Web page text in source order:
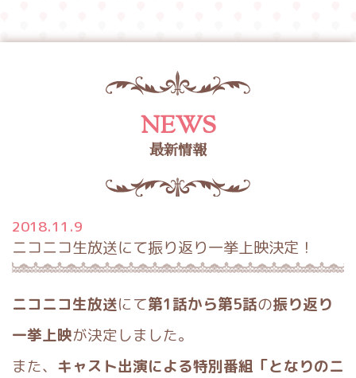
NEWS
最新情報
2018.11.9
ニコニコ生放送にて振り返り一挙上映決定！
ニコニコ生放送にて第1話から第5話の振り返り
一挙上映が決定しました。
また、 キャスト出演による特別番組「となりのニ